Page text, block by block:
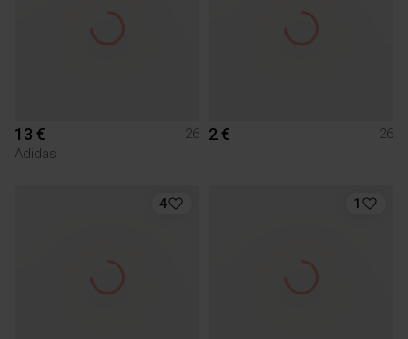
13 €
26
Adidas
2 € 26
4 1